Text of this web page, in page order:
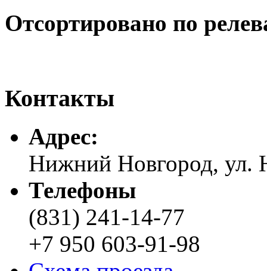
Отсортировано по
Контакты
Адреc:
Нижний Новгород, ул.
Телефоны
(831) 241-14-77
+7 950 603-91-98